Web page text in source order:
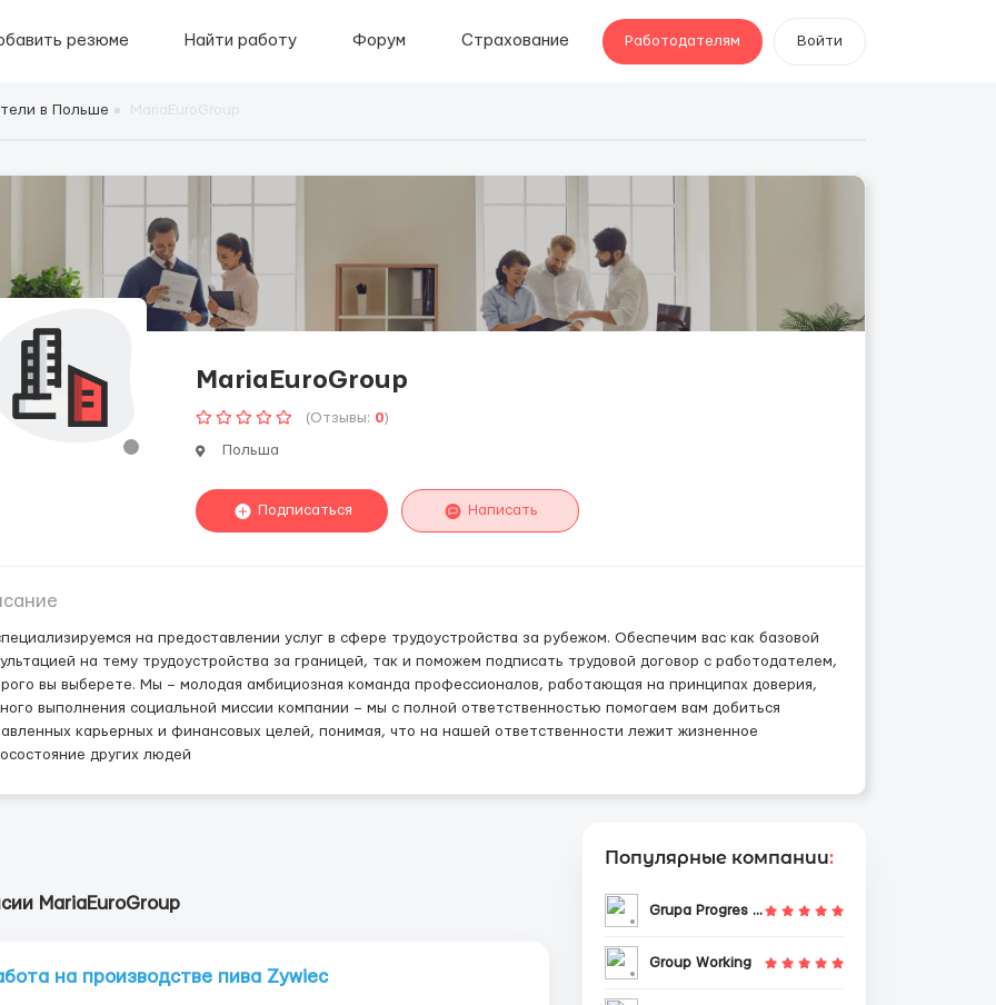
резюме Найти работу Форум Страхование Работодателям Войти
в Польше
MariaEuroGroup
(Отзывы: 0)
Польша
Подписаться Написать
на предоставлении услуг в сфере трудоустройства за рубежом. Обеспечим вас как базовой
на тему трудоустройства за границей, так и поможем подписать трудовой договор с работодателем,
вы выберете. Мы – молодая амбициозная команда профессионалов, работающая на принципах доверия,
выполнения социальной миссии компании – мы с полной ответственностью помогаем вам добиться
карьерных и финансовых целей, понимая, что на нашей ответственности лежит жизненное
других людей
MariaEuroGroup
на производстве пива Zywiec
Популярные компании:
Grupa Progres Sp. z o.o.
Group Working